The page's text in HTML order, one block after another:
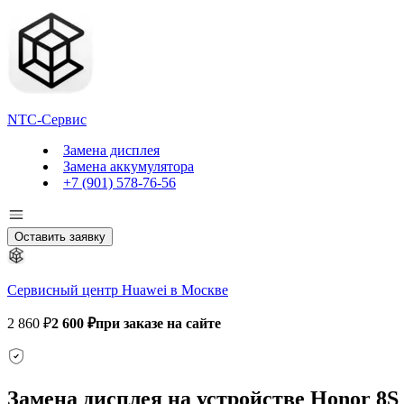
NTC-Сервис
Замена дисплея
Замена аккумулятора
+7 (901) 578-76-56
Оставить заявку
Сервисный центр Huawei в Москве
2 860 ₽2 600 ₽при заказе на сайте
Замена дисплея на устройстве Honor